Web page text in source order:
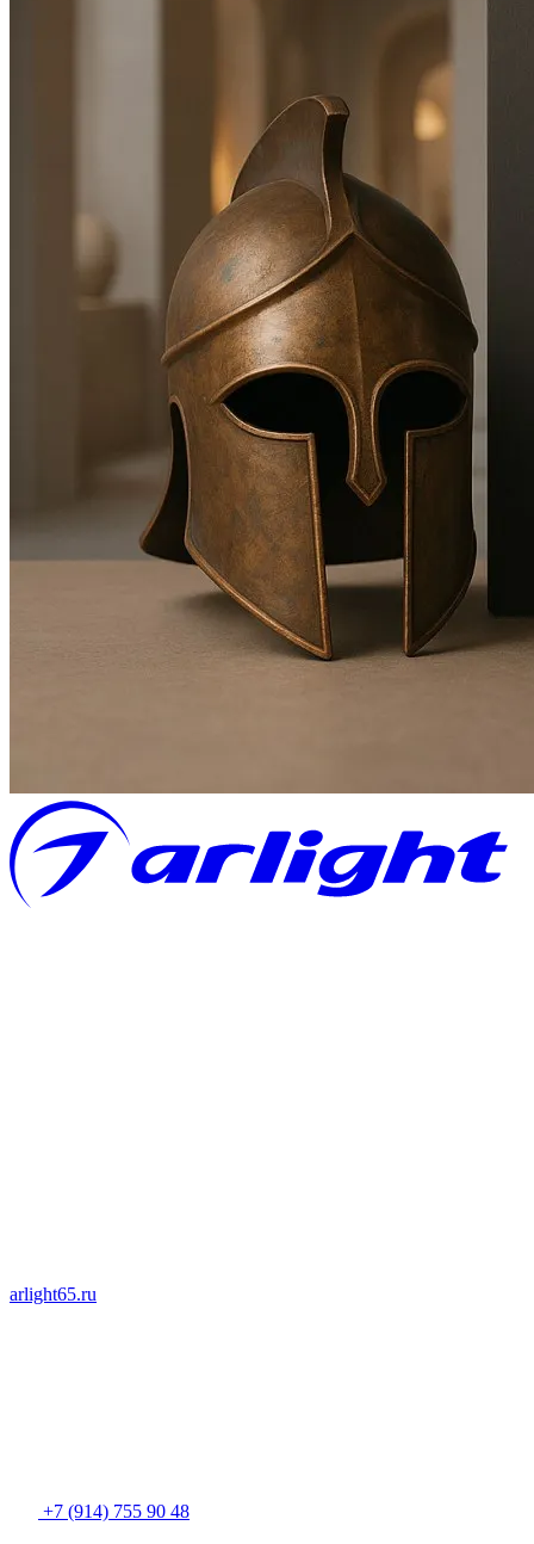
arlight65.ru
+7 (914) 755 90 48